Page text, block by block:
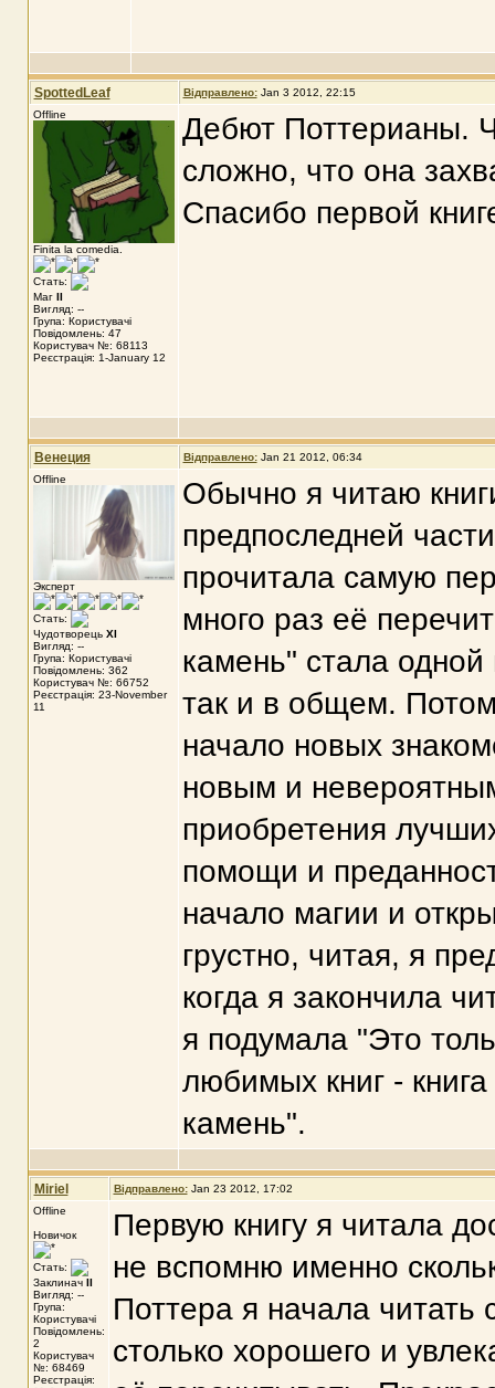
SpottedLeaf Відправлено: Jan 3 2012, 22:15
Offline
Finita la comedia.
Стать:
Маг II
Вигляд: --
Група: Користувачі
Повідомлень: 47
Користувач №: 68113
Реєстрація: 1-January 12
Дебют Поттерианы.
сложно, что она
Спасибо первой
Венеция Відправлено: Jan 21 2012, 06:34
Offline
Эксперт
Стать:
Чудотворець XI
Вигляд: --
Група: Користувачі
Повідомлень: 362
Користувач №: 66752
Реєстрація: 23-November
11
Обычно я читаю
предпоследней
прочитала самую
много раз её
камень" стала одной
так и в общем.
начало новых
новым и
приобретения
помощи и
начало магии и
грустно, читая, я
когда я закончила
я подумала "Это
любимых книг -
камень".
Miriel Відправлено: Jan 23 2012, 17:02
Offline
Новичок
Стать:
Заклинач II
Вигляд: --
Група:
Користувачі
Повідомлень:
2
Користувач
№: 68469
Реєстрація:
Первую книгу я читала
не вспомню именно
Поттера я начала читать
столько хорошего и